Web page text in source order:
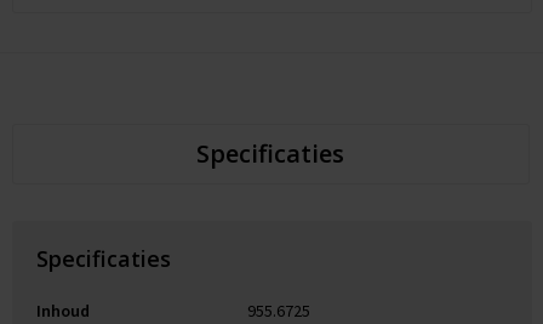
Specificaties
Specificaties
Inhoud 955.6725